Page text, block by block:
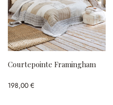
Courtepointe Framingham
198,00 €